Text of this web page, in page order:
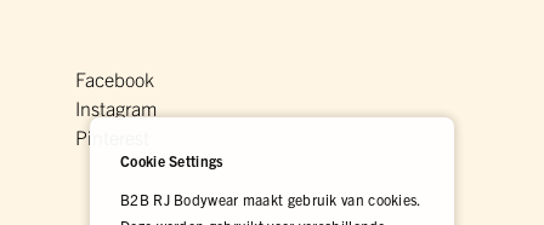
Facebook
Instagram
Pinterest
Cookie Settings
B2B RJ Bodywear maakt gebruik van cookies.